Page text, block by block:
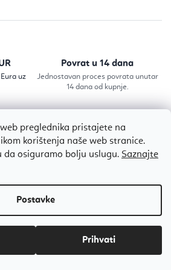
preglednika pristajete na
korištenja naše web stranice.
da osiguramo bolju uslugu. Saznajte
l
s
t
a
n
a
i
uz
Povrat u 14 dana
Jednostavan proces povrata unutar
14 dana od kupnje.
Stručni savjeti
Stručnjaci koji će ti pomoći u
odabiru
MIŠLJENJA